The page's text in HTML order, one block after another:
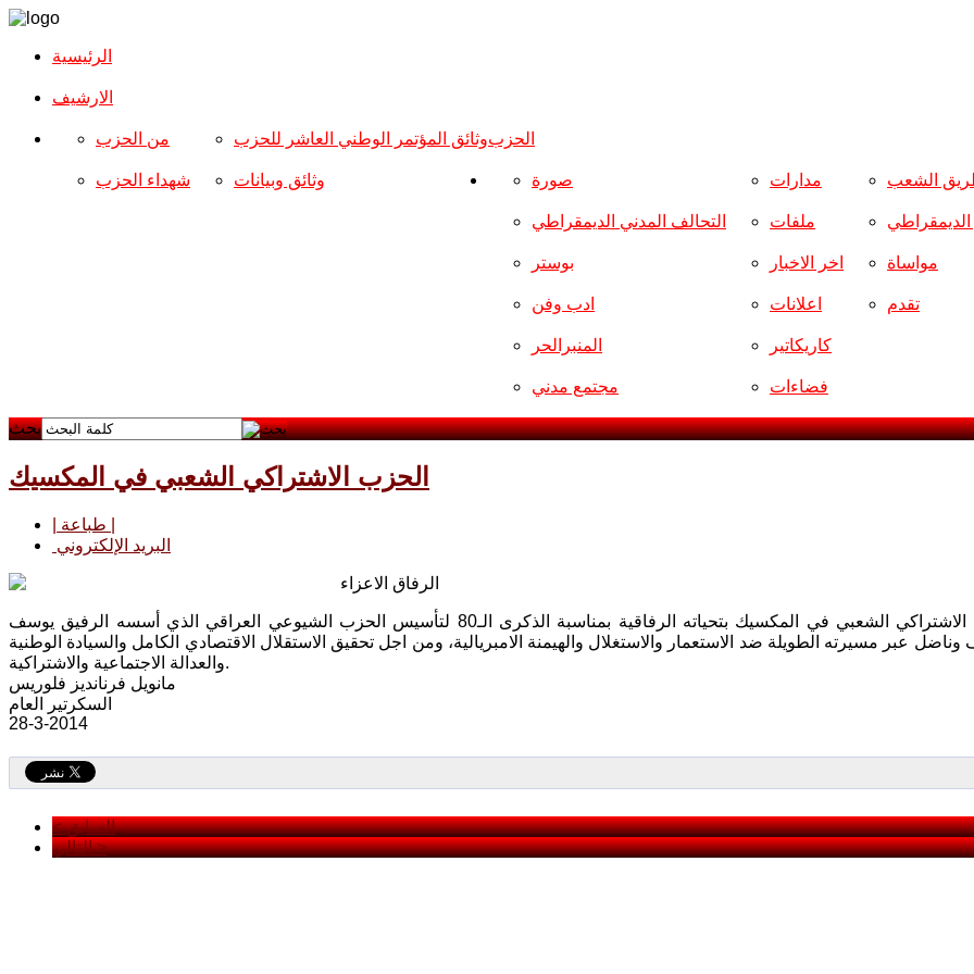
الرئيسية
الارشیف
الحزب من الحزب
شهداء الحزب
وثائق المؤتمر الوطني العاشر للحزب
وثائق وبيانات صورة
التحالف المدني الديمقراطي
بوستر
ادب وفن
المنبرالحر
مجتمع مدني
مدارات
ملفات
اخر الاخبار
اعلانات
كاريكاتير
فضاءات
الشعب
الديمقراطي
مواساة
تقدم
بحث
الحزب الاشتراكي الشعبي في المكسيك
البريد الإلكتروني
الرفاق الاعزاء
يبعث الحزب الاشتراكي الشعبي في المكسيك بتحياته الرفاقية بمناسبة الذكرى الـ80 لتأسيس الحزب الشيوعي العراقي الذي أسسه الرفيق يوسف
عبر مسيرته الطويلة ضد الاستعمار والاستغلال والهيمنة الامبريالية، ومن اجل تحقيق الاستقلال الاقتصادي الكامل والسيادة الوطنية
والعدالة الاجتماعية والاشتراكية.
مانويل فرنانديز فلوريس
السكرتير العام
28-3-2014
< السابق
التالي >